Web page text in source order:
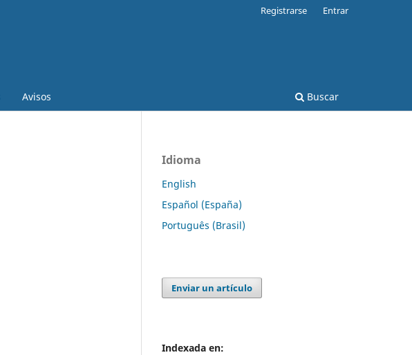
Avisos Buscar
Registrarse Entrar
Idioma
English
Español (España)
Português (Brasil)
Enviar un artículo
Indexada en: